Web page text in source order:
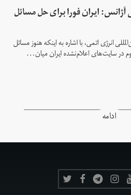
ایران فورا برای حل مسائل
انرژی اتمی، با اشاره به اینکه هنوز مسائل
در سایت‌های اعلام‌نشده ایران میان...
ادامه